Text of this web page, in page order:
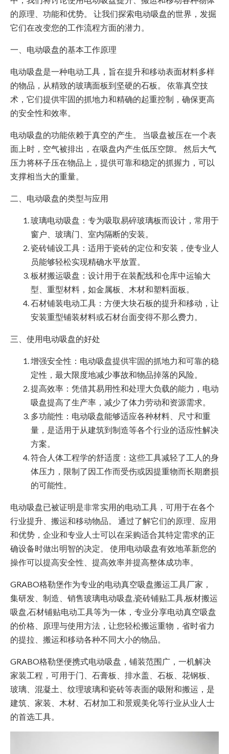
的原理、功能和优势。 让我们探索电动吸盘的世界，发掘
它们在改变您的工作流程方面的潜力。
一、电动吸盘的基本工作原理
电动吸盘是一种电动工具，旨在提升和移动表面材料多样
的物品，从精致的玻璃面板到坚硬的石板。 依靠真空技
术，它们提供牢固的抓地力和精确的起重控制，确保更高
的安全性和效率。
电动吸盘的功能依赖于真空的产生。 当吸盘被压在一个表
面上时，空气被排出，在吸盘内产生低压空隙。 然后大气
压力将杯子压在物品上，提供可靠和稳定的抓握力，可以
支撑相当大的重量。
二、电动吸盘的类型与应用
玻璃电动吸盘：专为吸取易碎玻璃板而设计，常用于
窗户、玻璃门、室内隔断的安装。
瓷砖铺设工具：适用于瓷砖的定位和安装，使专业人
员能够轻松实现精确水平放置。
板材搬运吸盘：设计用于在装配线和仓库中运输大
型、重型材料，如金属板、木材和塑料面板。
石材铺装电动工具：方便大块石板的提升和移动，让
安装重型铺装材料或石材台面变得不那么费力。
三、使用电动吸盘的好处
增强安全性：电动吸盘提供牢固的抓地力和可靠的稳
定性，最大限度地减少事故和物品掉落的风险。
提高效率：凭借其易用性和处理大负载的能力，电动
吸盘提高了生产率，减少了体力劳动和资源需求。
多功能性：电动吸盘能够适应各种材料、尺寸和重
量，是适用于从建筑到制造等各个行业的适应性解决
方案。
符合人体工程学的舒适度：这些工具减轻了工人的身
体压力，限制了因工作而受伤或因提重物而长期磨损
的可能性。
电动吸盘已被证明是非常实用的电动工具，可用于在各个
行业提升、搬运和移动物品。 通过了解它们的原理、应用
和优势，企业和专业人士可以在采购适合其特定需求的正
确设备时做出明智的决定。 使用电动吸盘有效地革新您的
操作可以提高安全性、提高效率并提高整体成功率。
GRABO格勒堡作为专业的电动真空吸盘搬运工具厂家，
集研发、制造、销售玻璃电动吸盘,瓷砖铺贴工具,板材搬运
吸盘,石材铺贴电动工具等为一体，专业分享电动真空吸盘
的价格、原理与使用方法，让您轻松搬运重物，省时省力
的提拉、搬运和移动各种不同大小的物品。
GRABO格勒堡便携式电动吸盘，铺装范围广，一机解决
家装工程，可用于门、石膏板、排水盖、石板、花钢板、
玻璃、混凝土、纹理玻璃和瓷砖等表面的吸附和搬运，是
建筑、家装、木材、石材加工和景观美化等行业从业人士
的首选工具。